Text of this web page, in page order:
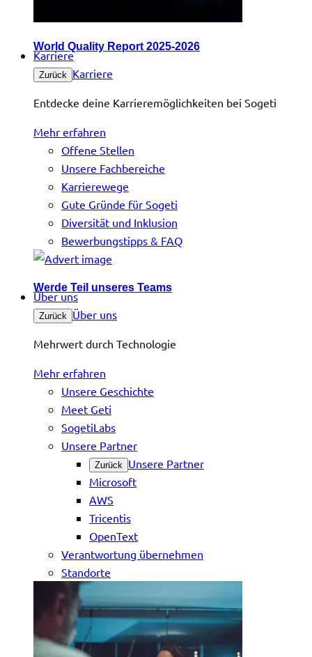
World Quality Report 2025-2026
Karriere
Zurück Karriere
Entdecke deine Karrieremöglichkeiten bei Sogeti
Mehr erfahren
Offene Stellen
Unsere Fachbereiche
Karrierewege
Gute Gründe für Sogeti
Diversität und Inklusion
Bewerbungstipps & FAQ
Werde Teil unseres Teams
Über uns
Zurück Über uns
Mehrwert durch Technologie
Mehr erfahren
Unsere Geschichte
Meet Geti
SogetiLabs
Unsere Partner
Zurück Unsere Partner
Microsoft
AWS
Tricentis
OpenText
Verantwortung übernehmen
Standorte